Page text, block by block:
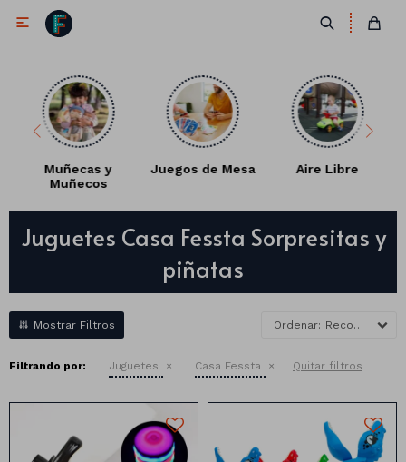

Muñecas y
Muñecos
Juegos de Mesa Aire Libre
Juguetes Casa Fessta Sorpresitas y
piñatas
Recomendados
Filtrando por: Juguetes Casa Fessta Quitar filtros
Antifaces
Lentes
Corbatas
Collares
Gorros